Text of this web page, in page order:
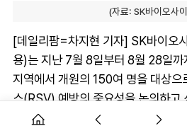
(자료: SK바이오사
[데일리팜=차지현 기자] SK바이오
용)는 지난 7월 8일부터 8월 28일까
지역에서 개원의 150여 명을 대상으
스(RSV) 예방의 중요성을 논의하고
사 '베이포투스'(성분명 니르세비맙)